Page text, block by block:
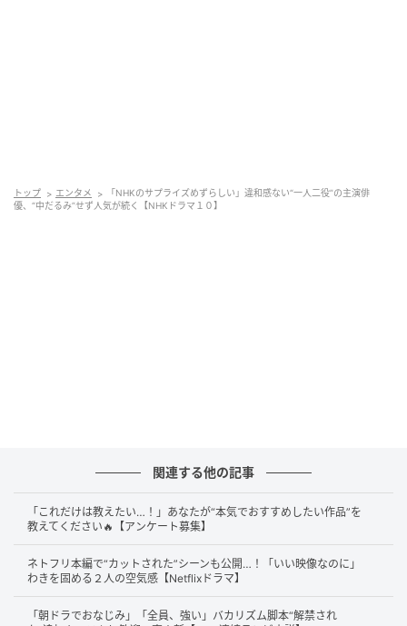
となり、「NHKのサプライズめずらしい」「同一人物
とは思えない」「一人二役に全く違和感ないのがすご
性味あふれる風貌の男性。対照的に見える兄弟だが、2
人とも思いやりがあり、困っている人に手を差し伸べ
る、優しい人物だ。中島は、正反対のタイプの2人のキ
ャラクターを見事に体現している。
トップ エンタメ
「NHKのサプライズめずらしい」違和感ない“一人二役”の主演俳
優、“中だるみ”せず人気が続く【NHKドラマ１０】
関連する他の記事
「これだけは教えたい…！」あなたが“本気でおすすめしたい作品”を
教えてください🔥【アンケート募集】
ネトフリ本編で“カットされた”シーンも公開…！「いい映像なのに」
わきを固める２人の空気感【Netflixドラマ】
「朝ドラでおなじみ」「全員、強い」バカリズム脚本“解禁され